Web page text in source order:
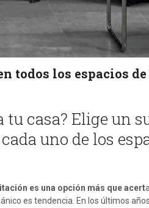
todos los espacios
tu casa? Elige un
uno de los
es una opción más que acert
es tendencia. En los últimos